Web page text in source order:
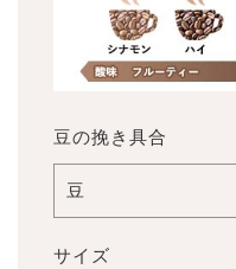
豆の挽き具合
豆
サイズ